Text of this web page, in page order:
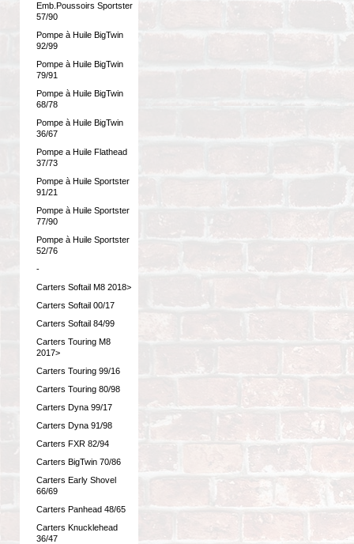
Emb.Poussoirs Sportster
57/90
Pompe à Huile BigTwin
92/99
Pompe à Huile BigTwin
79/91
Pompe à Huile BigTwin
68/78
Pompe à Huile BigTwin
36/67
Pompe a Huile Flathead
37/73
Pompe à Huile Sportster
91/21
Pompe à Huile Sportster
77/90
Pompe à Huile Sportster
52/76
-
Carters Softail M8 2018>
Carters Softail 00/17
Carters Softail 84/99
Carters Touring M8
2017>
Carters Touring 99/16
Carters Touring 80/98
Carters Dyna 99/17
Carters Dyna 91/98
Carters FXR 82/94
Carters BigTwin 70/86
Carters Early Shovel
66/69
Carters Panhead 48/65
Carters Knucklehead
36/47